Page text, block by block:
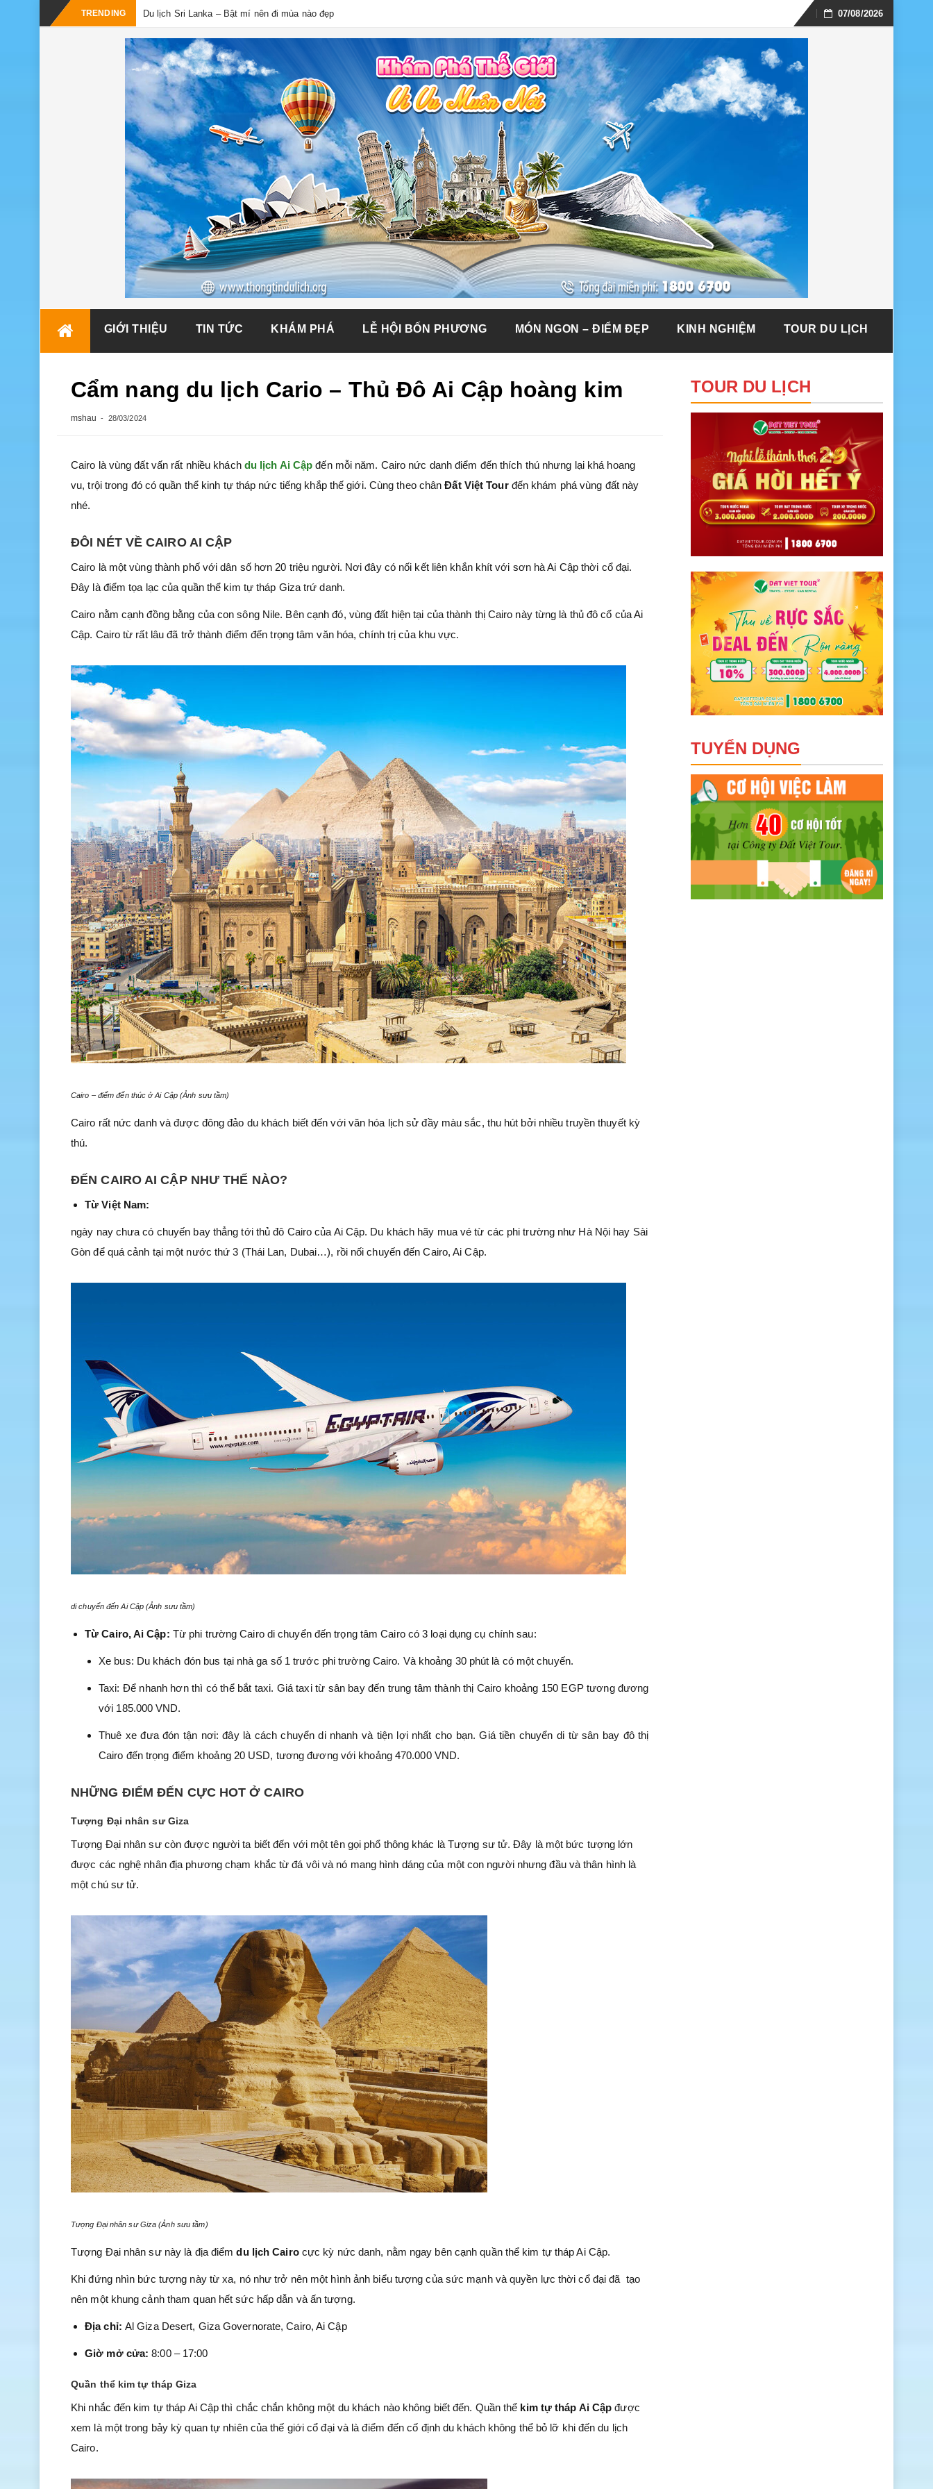
TRENDING -
Skip
07/08/2026
GIỚI THIỆU TIN TỨC KHÁM PHÁ LỄ HỘI BỐN PHƯƠNG MÓN NGON – ĐIỂM ĐẸP KINH NGHIỆM TOUR DU LỊCH
Cẩm nang du lịch Cario – Thủ Đô Ai Cập hoàng kim
mshau 28/03/2024
Cairo là vùng đất vấn rất nhiều khách du lịch Ai Cập đến mỗi năm. Cairo nức danh điểm đến thích thú nhưng lại khá hoang
vu, trội trong đó có quần thể kinh tự tháp nức tiếng khắp thế giới. Cùng theo chân Đất Việt Tour đến khám phá vùng đất này
nhé.
ĐÔI NÉT VỀ CAIRO AI CẬP
Cairo là một vùng thành phố với dân số hơn 20 triệu người. Nơi đây có nối kết liên khắn khít với sơn hà Ai Cập thời cổ đại.
Đây là điểm tọa lạc của quần thể kim tự tháp Giza trứ danh.
Cairo nằm cạnh đồng bằng của con sông Nile. Bên cạnh đó, vùng đất hiện tại của thành thị Cairo này từng là thủ đô cổ của Ai
Cập. Cairo từ rất lâu đã trở thành điểm đến trọng tâm văn hóa, chính trị của khu vực.
Cairo – điểm đến thúc ở Ai Cập (Ảnh sưu tầm)
Cairo rất nức danh và được đông đảo du khách biết đến với văn hóa lịch sử đầy màu sắc, thu hút bởi nhiều truyền thuyết kỳ
thú.
ĐẾN CAIRO AI CẬP NHƯ THẾ NÀO?
Từ Việt Nam:
ngày nay chưa có chuyến bay thẳng tới thủ đô Cairo của Ai Cập. Du khách hãy mua vé từ các phi trường như Hà Nội hay Sài
Gòn để quá cảnh tại một nước thứ 3 (Thái Lan, Dubai…), rồi nối chuyến đến Cairo, Ai Cập.
di chuyển đến Ai Cập (Ảnh sưu tầm)
Từ Cairo, Ai Cập: Từ phi trường Cairo di chuyển đến trọng tâm Cairo có 3 loại dụng cụ chính sau:
Xe bus: Du khách đón bus tại nhà ga số 1 trước phi trường Cairo. Và khoảng 30 phút là có một chuyến.
Taxi: Để nhanh hơn thì có thể bắt taxi. Giá taxi từ sân bay đến trung tâm thành thị Cairo khoảng 150 EGP tương đương
với 185.000 VND.
Thuê xe đưa đón tận nơi: đây là cách chuyển di nhanh và tiện lợi nhất cho bạn. Giá tiền chuyển di từ sân bay đô thị
Cairo đến trọng điểm khoảng 20 USD, tương đương với khoảng 470.000 VND.
NHỮNG ĐIỂM ĐẾN CỰC HOT Ở CAIRO
Tượng Đại nhân sư Giza
Tượng Đại nhân sư còn được người ta biết đến với một tên gọi phổ thông khác là Tượng sư tử. Đây là một bức tượng lớn
được các nghệ nhân địa phương chạm khắc từ đá vôi và nó mang hình dáng của một con người nhưng đầu và thân hình là
một chú sư tử.
Tượng Đại nhân sư Giza (Ảnh sưu tầm)
Tượng Đại nhân sư này là địa điểm du lịch Cairo cực kỳ nức danh, nằm ngay bên cạnh quần thể kim tự tháp Ai Cập.
Khi đứng nhìn bức tượng này từ xa, nó như trở nên một hình ảnh biểu tượng của sức mạnh và quyền lực thời cổ đại đã tạo
nên một khung cảnh tham quan hết sức hấp dẫn và ấn tượng.
Địa chỉ: Al Giza Desert, Giza Governorate, Cairo, Ai Cập
Giờ mở cửa: 8:00 – 17:00
Quần thể kim tự tháp Giza
Khi nhắc đến kim tự tháp Ai Cập thì chắc chắn không một du khách nào không biết đến. Quần thể kim tự tháp Ai Cập được
xem là một trong bảy kỳ quan tự nhiên của thế giới cổ đại và là điểm đến cố định du khách không thể bỏ lỡ khi đến du lịch
Cairo.
TOUR DU LỊCH
TUYỂN DỤNG